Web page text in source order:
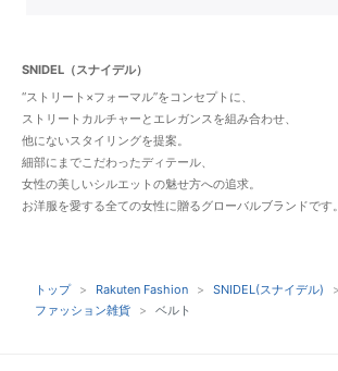
SNIDEL（スナイデル）
“ストリート×フォーマル”をコンセプトに、
ストリートカルチャーとエレガンスを組み合わせ、
他にないスタイリングを提案。
細部にまでこだわったディテール、
女性の美しいシルエットの魅せ方への追求。
お洋服を愛する全ての女性に贈るグローバルブランドです。
トップ Rakuten Fashion
SNIDEL(スナイデル)
ファッション雑貨
ベルト